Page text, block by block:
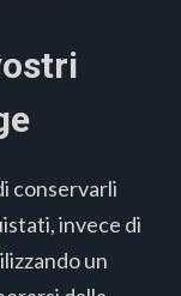
conservarli
invece di
un